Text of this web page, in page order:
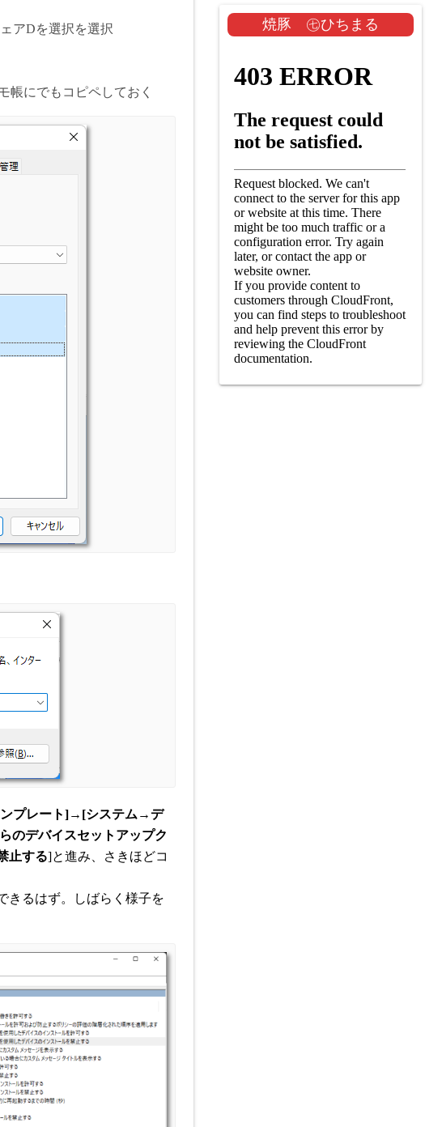
アDを選択を選択
帳にでもコピペしておく
プレート]→[システム→デ
のデバイスセットアップク
止する]と進み、さきほどコ
きるはず。しばらく様子を
焼豚 ㊆ひちまる